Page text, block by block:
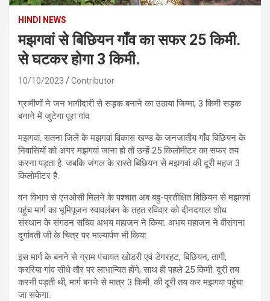
HINDI NEWS
मझगवां से बिछियन गाँव का सफर 25 किमी.
से घटकर होगा 3 किमी.
10/10/2023 Contributor
ग्रामीणों ने ‌जन भागीदारी से सड़क बनाने का उठाया जिम्मा, 3 किमी सड़क
बनाने में जुटेगा पूरा गांव
मझगवां. सतना जिले के मझगवां विकास खण्ड के जनजातीय गाँव बिछियन के
निवासियों को अगर मझगवां जाना हो तो उन्हें 25 किलोमीटर का सफर तय
करना पड़ता है. जबकि जंगल के रास्ते बिछियन से मझगवां की दूरी महज 3
किलोमीटर है.
वन विभाग से एनओसी मिलने के पश्चात अब बहु-प्रतीक्षित बिछियन से मझगवां
पहुंच मार्ग का भूमिपूजन स्वावलंबन के तहत रविवार को दीनदयाल शोध
संस्थान के संगठन सचिव अभय महाजन ने किया. अभय महाजन ने वीरांगना
दुर्गावती जी के चित्र पर माल्यार्पण भी किया.
इस मार्ग के बनने से ग्राम पंचायत खोडरी एवं डेगरहट, बिछियन, तागी,
कररिया गांव सीधे तौर पर लाभान्वित होंगे, साथ ही पहले 25 किमी. दूरी तय
करनी पड़ती थी, मार्ग बनने से मात्र 3 किमी. की दूरी तय कर मझगवा पहुंचा
जा सकेगा.